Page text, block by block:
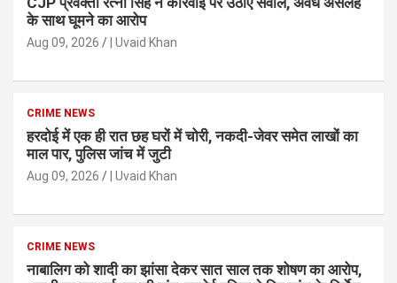
के साथ घूमने का आरोप
Aug 09, 2026 | Uvaid Khan
CRIME NEWS
हरदोई में एक ही रात छह घरों में चोरी, नकदी-जेवर समेत लाखों का
माल पार, पुलिस जांच में जुटी
Aug 09, 2026 | Uvaid Khan
CRIME NEWS
नाबालिग को शादी का झांसा देकर सात साल तक शोषण का आरोप,